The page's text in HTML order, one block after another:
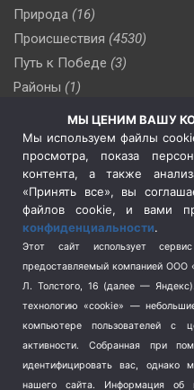
Природа (16)
Происшествия (4530)
Путь к Победе (3)
Районы (1)
(510)
Сельское хозяйство (3)
Социальная политика
(3)
Спецоперация в Украине
Спецоперация на Украине
Спорт (740)
Терроризм (1)
Транспорт (262)
Туризм (178)
МЫ ЦЕНИМ ВАШУ
Мы используем файлы
просмотра, показа
контента, а также
«Принять все», вы
файлов cookie, и вами
конфиденциальности.
Этот сайт использует
предоставляемый компанией ООО
Л. Толстого, 16 (далее —
технологию «cookie» —
компьютере пользователей с
активности.
Собранная при
идентифицировать вас,
нашего сайта. Информация об